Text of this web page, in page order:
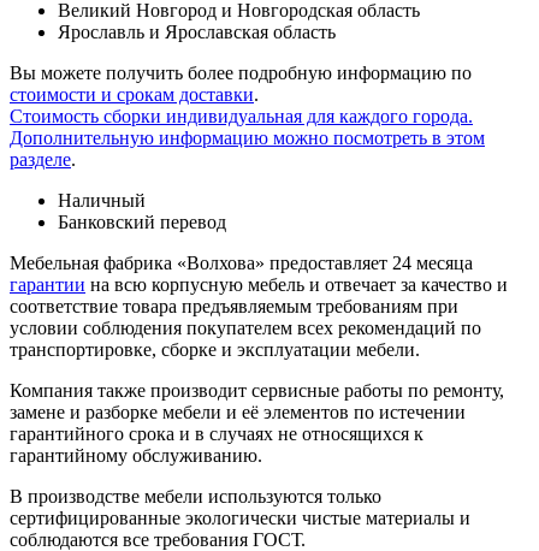
Великий Новгород и Новгородская область
Ярославль и Ярославская область
Вы можете получить более подробную информацию по
стоимости и срокам доставки.
Стоимость сборки индивидуальная для каждого города.
Дополнительную информацию можно посмотреть в этом
разделе.
Наличный
Банковский перевод
Мебельная фабрика «Волхова» предоставляет 24 месяца
гарантии на всю корпусную мебель и отвечает за качество и
соответствие товара предъяв­ляе­мым требованиям при
условии соблюдения покупателем всех рекомендаций по
транспорти­ровке, сборке и эксплуатации мебели.
Компания также производит сервисные работы по ремонту,
замене и разборке мебели и её элементов по истечении
гарантийного срока и в случаях не относящихся к
гарантийному обслуживанию.
В производстве мебели используются только
сертифицированные экологически чистые материалы и
соблюдаются все требования ГОСТ.